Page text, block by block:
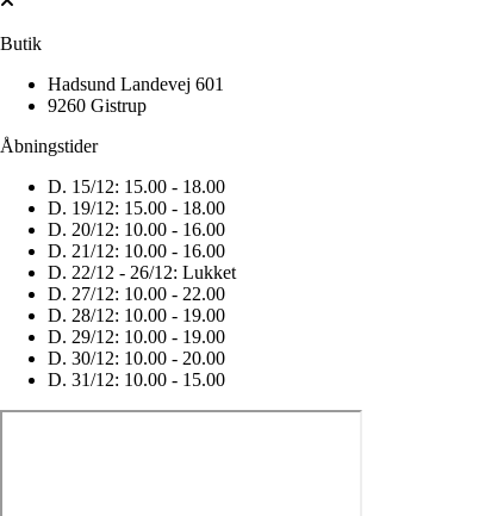
Butik
Hadsund Landevej 601
9260 Gistrup
Åbningstider
D. 15/12: 15.00 - 18.00
D. 19/12: 15.00 - 18.00
D. 20/12: 10.00 - 16.00
D. 21/12: 10.00 - 16.00
D. 22/12 - 26/12: Lukket
D. 27/12: 10.00 - 22.00
D. 28/12: 10.00 - 19.00
D. 29/12: 10.00 - 19.00
D. 30/12: 10.00 - 20.00
D. 31/12: 10.00 - 15.00